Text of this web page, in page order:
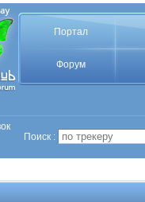
Портал
Форум
Поиск :